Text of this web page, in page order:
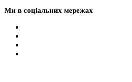
Ми в соціальних мережах